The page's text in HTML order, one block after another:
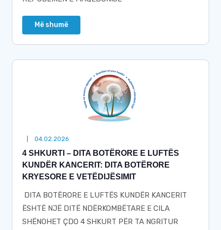
Më shumë
04.02.2026
4 SHKURTI – DITA BOTËRORE E LUFTËS
KUNDËR KANCERIT: DITA BOTËRORE
KRYESORE E VETËDIJËSIMIT
DITA BOTËRORE E LUFTËS KUNDËR KANCERIT
ËSHTË NJË DITË NDËRKOMBËTARE E CILA
SHËNOHET ÇDO 4 SHKURT PËR TA NGRITUR